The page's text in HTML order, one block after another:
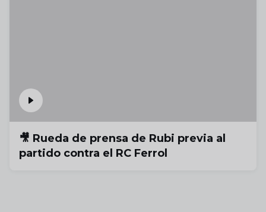
🎥 Rueda de prensa de Rubi previa al
partido contra el RC Ferrol